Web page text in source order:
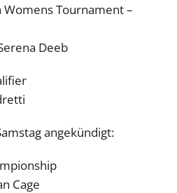
Tournament –
Deeb
angekündigt:
Cage